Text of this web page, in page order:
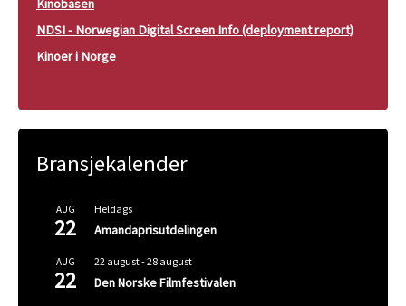
Kinobasen
NDSI - Norwegian Digital Screen Info (deployment report)
Kinoer i Norge
Bransjekalender
AUG
22
Heldags
Amandaprisutdelingen
AUG
22
22 august-28 august
Den Norske Filmfestivalen